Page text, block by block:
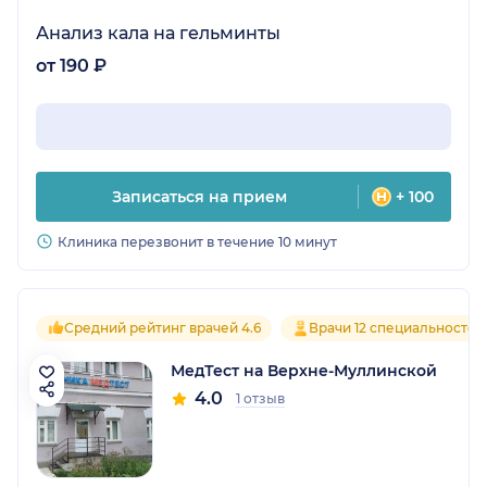
Анализ кала на гельминты
от 190 ₽
Записаться на прием + 100
Клиника перезвонит в течение 10 минут
Средний рейтинг врачей 4.6 Врачи 12 специальностей
МедТест на Верхне-Муллинской
4.0 1 отзыв